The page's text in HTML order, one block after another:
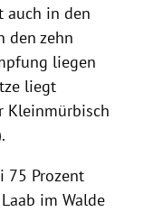
auch in den
den zehn
liegen
liegt
Kleinmürbisch
75 Prozent
im Walde